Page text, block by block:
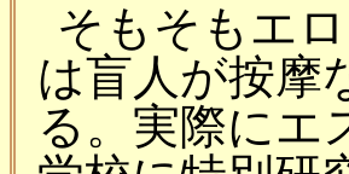
そもそもエ
は盲人が按摩
る。実際にエ